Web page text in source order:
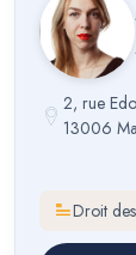
2, rue
13006
Droit